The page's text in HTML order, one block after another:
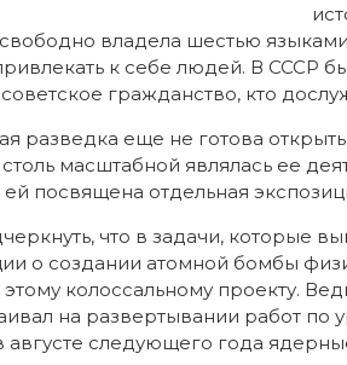
владела шестью
к себе людей. В СССР
гражданство, кто
разведка еще не готова
масштабной являлась ее
посвящена отдельная
что в задачи, которые
о создании атомной бомбы
колоссальному проекту.
на развертывании работ
августе следующего года